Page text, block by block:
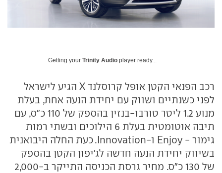
Getting your Trinity Audio player ready...
רכב הפנאי הקטן אופל קרוסלנד X הגיע לישראל
לפני כשנתיים ושווק עם יחידת הנעה אחת, בעלת
מנוע 1.2 ליטר טורבו-בנזין בהספק של 110 כ"ס, עם
תיבה אוטומטית בעלת 6 הילוכים ובשתי רמות
גימור - Enjoy ו-Innovation. כעת החלה היבואנית
בשיווק יחידת הנעה חדשה לג'יפון הקטן בהספק
של 130 כ"ס. מחיר גרסת הכניסה התייקר ב-2,000